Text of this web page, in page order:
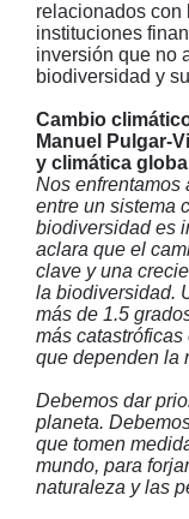
relacionados con
instituciones
inversión que no
biodiversidad y
Cambio
Manuel Pulgar-
y climática
Nos enfrentamos
entre un sistema
biodiversidad es
aclara que el
clave y una
la biodiversidad.
más de 1.5
más
que dependen la
Debemos dar
planeta.
que tomen
mundo, para
naturaleza y las